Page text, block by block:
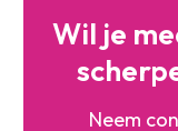
Wil je
Neem